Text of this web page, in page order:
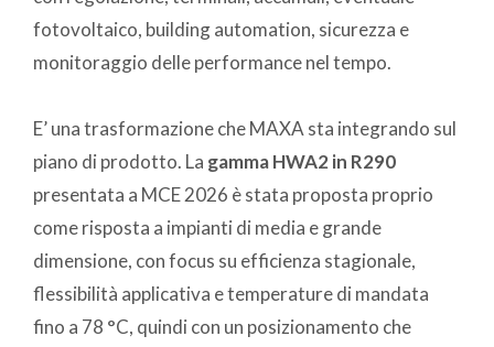
fotovoltaico, building automation, sicurezza e
monitoraggio delle performance nel tempo.
E’ una trasformazione che MAXA sta integrando sul
piano di prodotto. La gamma HWA2 in R290
presentata a MCE 2026 è stata proposta proprio
come risposta a impianti di media e grande
dimensione, con focus su efficienza stagionale,
flessibilità applicativa e temperature di mandata
fino a 78 °C, quindi con un posizionamento che